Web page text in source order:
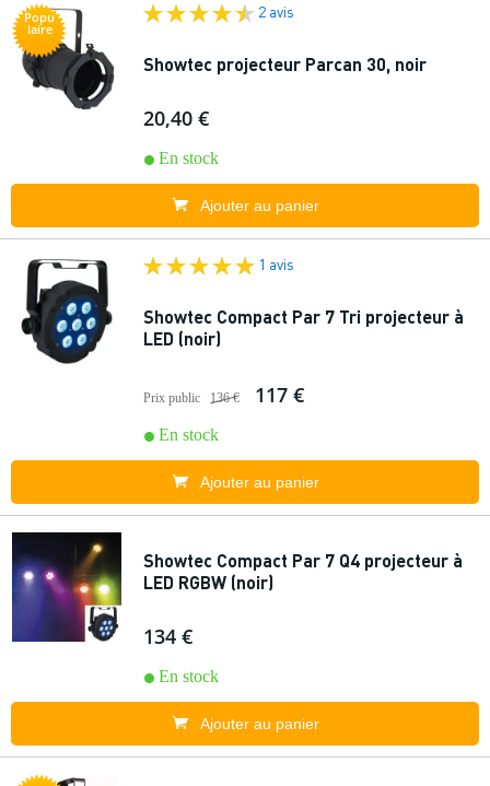
Popu
laire
2 avis
Showtec projecteur Parcan 30, noir
20,40 €
En stock
Ajouter au panier
1 avis
Showtec Compact Par 7 Tri projecteur à
LED (noir)
Prix public 136 € 117 €
En stock
Ajouter au panier
Showtec Compact Par 7 Q4 projecteur à
LED RGBW (noir)
134 €
En stock
Ajouter au panier